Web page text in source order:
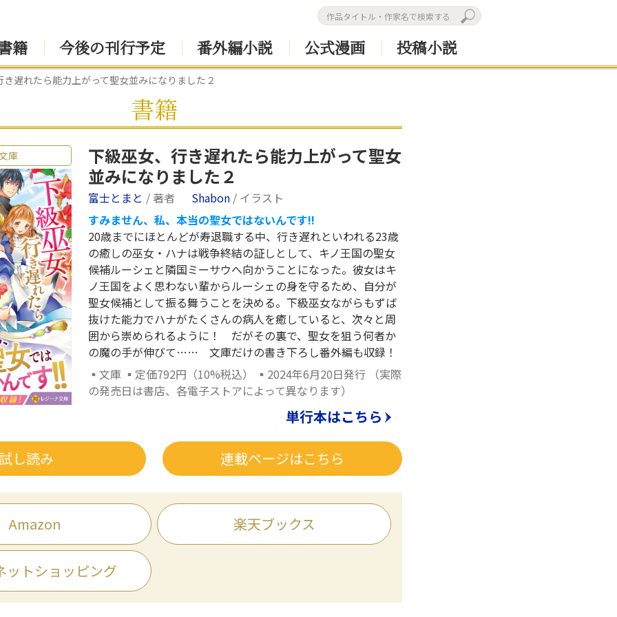
籍 今後の刊行予定 番外編小説 公式漫画 投稿小説
き遅れたら能力上がって聖女並みになりました２
書籍
庫
下級巫女、行き遅れたら能力上がって聖女
並みになりました２
富士とまと / 著者 Shabon / イラスト
すみません、私、本当の聖女ではないんです!!
20歳までにほとんどが寿退職する中、行き遅れといわれる23歳
の癒しの巫女・ハナは戦争終結の証しとして、キノ王国の聖女
候補ルーシェと隣国ミーサウへ向かうことになった。彼女はキ
ノ王国をよく思わない輩からルーシェの身を守るため、自分が
聖女候補として振る舞うことを決める。下級巫女ながらもずば
抜けた能力でハナがたくさんの病人を癒していると、次々と周
囲から崇められるように！ だがその裏で、聖女を狙う何者か
の魔の手が伸びて…… 文庫だけの書き下ろし番外編も収録！
▪文庫 ▪定価792円（10%税込） ▪2024年6月20日発行 （実際
の発売日は書店、各電子ストアによって異なります）
単行本はこちら
し読み 連載ページはこちら
Amazon 楽天ブックス
ットショッピング